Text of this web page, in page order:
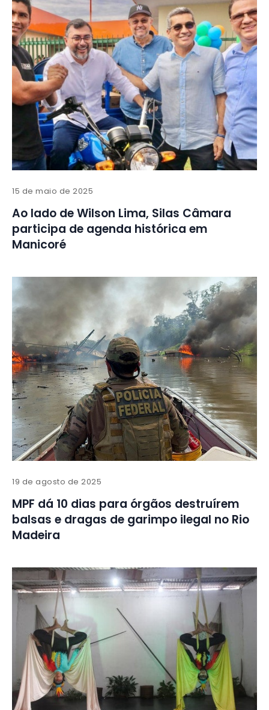
15 de maio de 2025
Ao lado de Wilson Lima, Silas Câmara
participa de agenda histórica em
Manicoré
19 de agosto de 2025
MPF dá 10 dias para órgãos destruírem
balsas e dragas de garimpo ilegal no Rio
Madeira